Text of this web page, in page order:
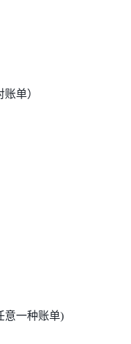
单）
意一种账单)